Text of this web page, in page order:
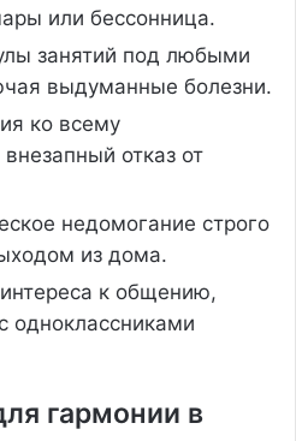
или бессонница.
занятий под любыми
выдуманные болезни.
ко всему
отказ от
недомогание строго
из дома.
к общению,
одноклассниками
гармонии в